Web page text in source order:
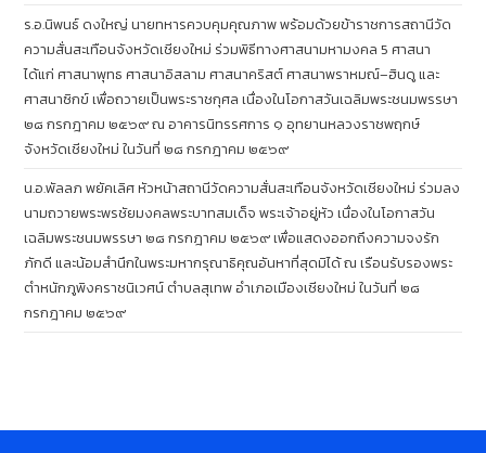
ร.อ.นิพนธ์ ดงใหญ่ นายทหารควบคุมคุณภาพ พร้อมด้วยข้าราชการสถานีวัด
ความสั่นสะเทือนจังหวัดเชียงใหม่ ร่วมพิธีทางศาสนามหามงคล 5 ศาสนา
ได้แก่ ศาสนาพุทธ ศาสนาอิสลาม ศาสนาคริสต์ ศาสนาพราหมณ์–ฮินดู และ
ศาสนาซิกข์ เพื่อถวายเป็นพระราชกุศล เนื่องในโอกาสวันเฉลิมพระชนมพรรษา
๒๘ กรกฎาคม ๒๕๖๙ ณ อาคารนิทรรศการ ๑ อุทยานหลวงราชพฤกษ์
จังหวัดเชียงใหม่ ในวันที่ ๒๘ กรกฎาคม ๒๕๖๙
น.อ.พัลลภ พยัคเลิศ หัวหน้าสถานีวัดความสั่นสะเทือนจังหวัดเชียงใหม่ ร่วมลง
นามถวายพระพรชัยมงคลพระบาทสมเด็จ พระเจ้าอยู่หัว เนื่องในโอกาสวัน
เฉลิมพระชนมพรรษา ๒๘ กรกฎาคม ๒๕๖๙ เพื่อแสดงออกถึงความจงรัก
ภักดี และน้อมสำนึกในพระมหากรุณาธิคุณอันหาที่สุดมิได้ ณ เรือนรับรองพระ
ตำหนักภูพิงคราชนิเวศน์ ตำบลสุเทพ อำเภอเมืองเชียงใหม่ ในวันที่ ๒๘
กรกฎาคม ๒๕๖๙